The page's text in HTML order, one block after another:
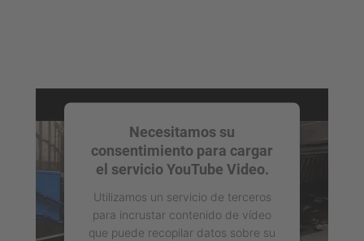
Necesitamos su
consentimiento para cargar
el servicio YouTube Video.
Utilizamos un servicio de terceros
para incrustar contenido de vídeo
que puede recopilar datos sobre su